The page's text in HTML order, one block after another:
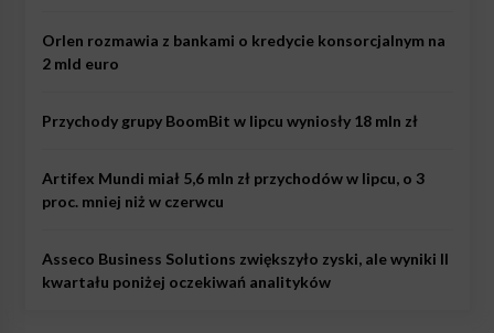
Orlen rozmawia z bankami o kredycie konsorcjalnym na
2 mld euro
Przychody grupy BoomBit w lipcu wyniosły 18 mln zł
Artifex Mundi miał 5,6 mln zł przychodów w lipcu, o 3
proc. mniej niż w czerwcu
Asseco Business Solutions zwiększyło zyski, ale wyniki II
kwartału poniżej oczekiwań analityków